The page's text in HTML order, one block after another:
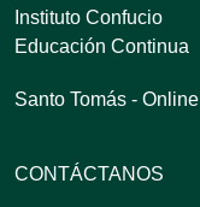
Instituto Confucio
Educación Continua
Santo Tomás - Online
CONTÁCTANOS